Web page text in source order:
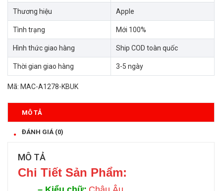
Thương hiệu Apple
Tình trạng Mới 100%
Hình thức giao hàng Ship COD toàn quốc
Thời gian giao hàng 3-5 ngày
Mã: MAC-A1278-KBUK
MÔ TẢ
ĐÁNH GIÁ (0)
MÔ TẢ
Chi Tiết Sản Phẩm: